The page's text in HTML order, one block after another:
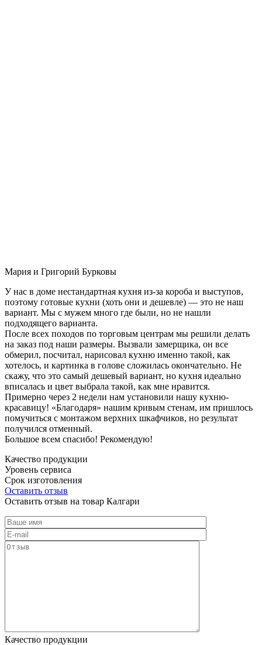
Мария и Григорий Бурковы
У нас в доме нестандартная кухня из-за короба и выступов,
поэтому готовые кухни (хоть они и дешевле) — это не наш
вариант. Мы с мужем много где были, но не нашли
подходящего варианта.
После всех походов по торговым центрам мы решили делать
на заказ под наши размеры. Вызвали замерщика, он все
обмерил, посчитал, нарисовал кухню именно такой, как
хотелось, и картинка в голове сложилась окончательно. Не
скажу, что это самый дешевый вариант, но кухня идеально
вписалась и цвет выбрала такой, как мне нравится.
Примерно через 2 недели нам установили нашу кухню-
красавицу! «Благодаря» нашим кривым стенам, им пришлось
помучиться с монтажом верхних шкафчиков, но результат
получился отменный.
Большое всем спасибо! Рекомендую!
Качество продукции
Уровень сервиса
Срок изготовления
Оставить отзыв
Оставить отзыв на товар Калгари
Качество продукции